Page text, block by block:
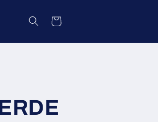
Coș